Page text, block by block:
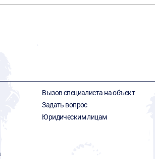
Вызов специалиста на объект
Задать вопрос
Юридическим лицам